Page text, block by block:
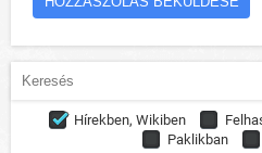
Hírekben, Wikiben
Paklikban